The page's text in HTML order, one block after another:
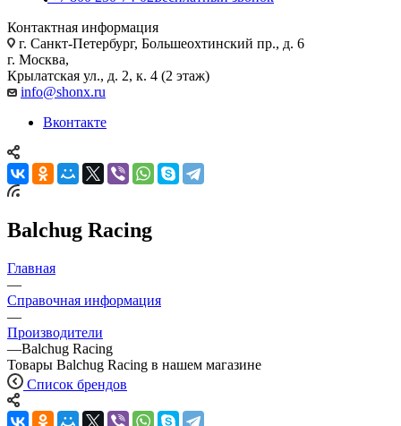
Контактная информация
г. Санкт-Петербург, Большеохтинский пр., д. 6
г. Москва,
Крылатская ул., д. 2, к. 4 (2 этаж)
info@shonx.ru
Вконтакте
Balchug Racing
Главная
—
Справочная информация
—
Производители
—Balchug Racing
Товары Balchug Racing в нашем магазине
Список брендов